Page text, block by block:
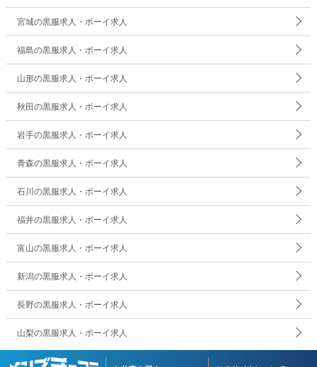
宮城の黒服求人・ボーイ求人
福島の黒服求人・ボーイ求人
山形の黒服求人・ボーイ求人
秋田の黒服求人・ボーイ求人
岩手の黒服求人・ボーイ求人
青森の黒服求人・ボーイ求人
石川の黒服求人・ボーイ求人
福井の黒服求人・ボーイ求人
富山の黒服求人・ボーイ求人
新潟の黒服求人・ボーイ求人
長野の黒服求人・ボーイ求人
山梨の黒服求人・ボーイ求人